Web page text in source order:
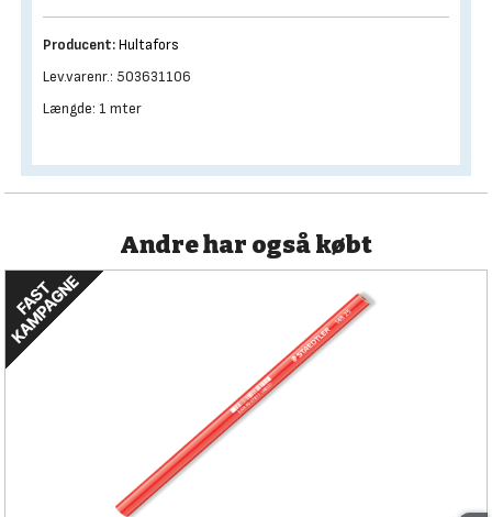
Producent:Hultafors
Lev.varenr.: 503631106
Længde: 1 mter
Andre har også købt